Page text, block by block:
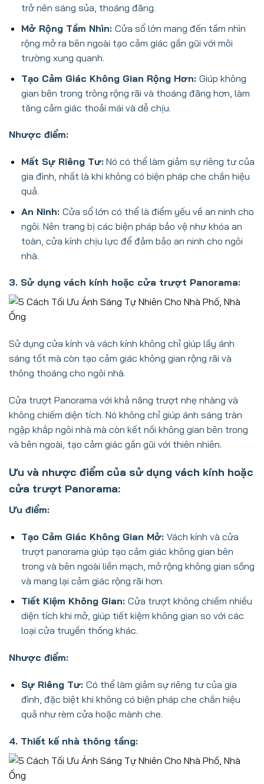
trở nên sáng sủa, thoáng đãng.
Mở Rộng Tầm Nhìn: Cửa sổ lớn mang đến tầm nhìn
rộng mở ra bên ngoài tạo cảm giác gần gũi với môi
trường xung quanh.
Tạo Cảm Giác Không Gian Rộng Hơn: Giúp không
gian bên trong trông rộng rãi và thoáng đãng hơn, làm
tăng cảm giác thoải mái và dễ chịu.
Nhược điểm:
Mất Sự Riêng Tư:Nó có thể làm giảm sự riêng tư của
gia đình, nhất là khi không có biện pháp che chắn hiệu
quả.
An Ninh: Cửa sổ lớn có thể là điểm yếu về an ninh cho
ngôi. Nên trang bị các biện pháp bảo vệ như khóa an
toàn, cửa kính chịu lực để đảm bảo an ninh cho ngôi
nhà.
3. Sử dụng vách kính hoặc cửa trượt Panorama:
Sử dụng cửa kính và vách kính không chỉ giúp lấy ánh
sáng tốt mà còn tạo cảm giác không gian rộng rãi và
thông thoáng cho ngôi nhà.
Cửa trượt Panorama với khả năng trượt nhẹ nhàng và
không chiếm diện tích. Nó không chỉ giúp ánh sáng tràn
ngập khắp ngôi nhà mà còn kết nối không gian bên trong
và bên ngoài, tạo cảm giác gần gũi với thiên nhiên.
Ưu và nhược điểm của sử dụng vách kính hoặc
cửa trượt Panorama:
Ưu điểm:
Tạo Cảm Giác Không Gian Mở: Vách kính và cửa
trượt panorama giúp tạo cảm giác không gian bên
trong và bên ngoài liền mạch, mở rộng không gian sống
và mang lại cảm giác rộng rãi hơn.
Tiết Kiệm Không Gian: Cửa trượt không chiếm nhiều
diện tích khi mở, giúp tiết kiệm không gian so với các
loại cửa truyền thống khác.
Nhược điểm:
Sự Riêng Tư: Có thể làm giảm sự riêng tư của gia
đình, đặc biệt khi không có biện pháp che chắn hiệu
quả như rèm cửa hoặc mành che.
4. Thiết kế nhà thông tầng: